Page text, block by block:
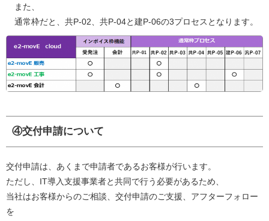
また、
通常枠だと、共P-02、共P-04と建P-06の3プロセスとなります。
④交付申請について
交付申請は、あくまで申請者であるお客様が行います。
ただし、IT導入支援事業者と共同で行う必要があるため、
当社はお客様からのご相談、交付申請のご支援、アフターフォロー
を